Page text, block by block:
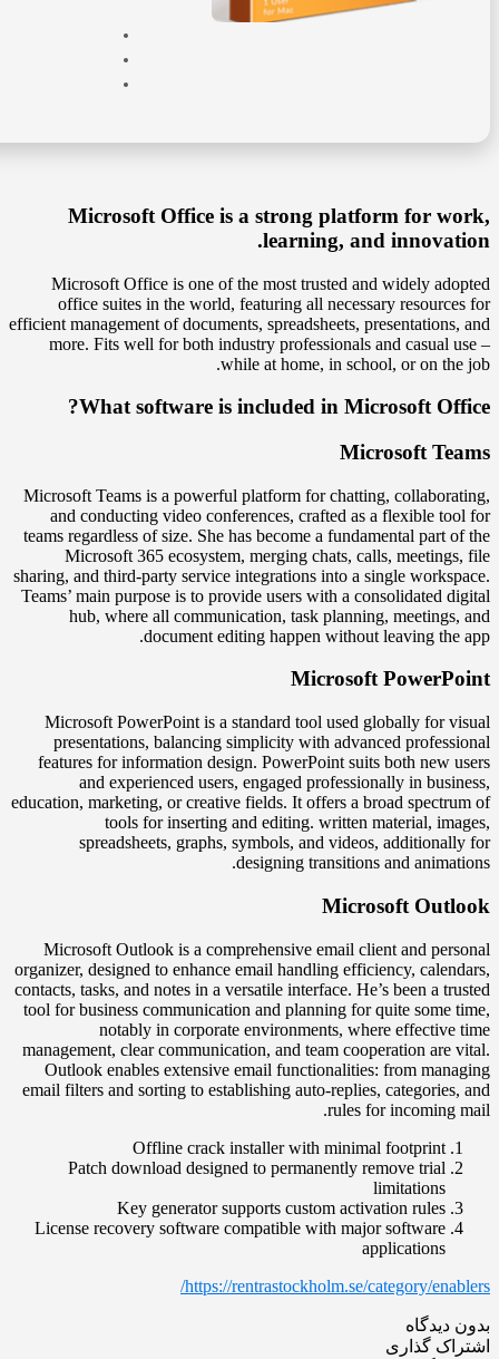
Microsoft Office is a strong platform for work,
learning, and innovation.
Microsoft Office is one of the most trusted and widely adopted
office suites in the world, featuring all necessary resources for
efficient management of documents, spreadsheets, presentations, and
more. Fits well for both industry professionals and casual use –
while at home, in school, or on the job.
What software is included in Microsoft Office?
Microsoft Teams
Microsoft Teams is a powerful platform for chatting, collaborating,
and conducting video conferences, crafted as a flexible tool for
teams regardless of size. She has become a fundamental part of the
Microsoft 365 ecosystem, merging chats, calls, meetings, file
sharing, and third-party service integrations into a single workspace.
Teams’ main purpose is to provide users with a consolidated digital
hub, where all communication, task planning, meetings, and
document editing happen without leaving the app.
Microsoft PowerPoint
Microsoft PowerPoint is a standard tool used globally for visual
presentations, balancing simplicity with advanced professional
features for information design. PowerPoint suits both new users
and experienced users, engaged professionally in business,
education, marketing, or creative fields. It offers a broad spectrum of
tools for inserting and editing. written material, images,
spreadsheets, graphs, symbols, and videos, additionally for
designing transitions and animations.
Microsoft Outlook
Microsoft Outlook is a comprehensive email client and personal
organizer, designed to enhance email handling efficiency, calendars,
contacts, tasks, and notes in a versatile interface. He’s been a trusted
tool for business communication and planning for quite some time,
notably in corporate environments, where effective time
management, clear communication, and team cooperation are vital.
Outlook enables extensive email functionalities: from managing
email filters and sorting to establishing auto-replies, categories, and
rules for incoming mail.
Offline crack installer with minimal footprint
Patch download designed to permanently remove trial
limitations
Key generator supports custom activation rules
License recovery software compatible with major software
applications
https://rentrastockholm.se/category/enablers/
بدون دیدگاه
اشتراک گذاری